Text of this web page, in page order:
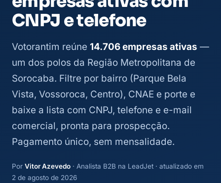
CNPJ e telefone
Votorantim reúne 14.706 empresas ativas —
um dos polos da Região Metropolitana de
Sorocaba. Filtre por bairro (Parque Bela
Vista, Vossoroca, Centro), CNAE e porte e
baixe a lista com CNPJ, telefone e e-mail
comercial, pronta para prospecção.
Pagamento único, sem mensalidade.
Por Vitor Azevedo · Analista B2B na LeadJet · atualizado em
2 de agosto de 2026